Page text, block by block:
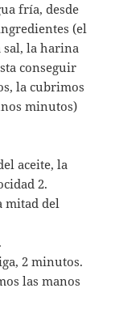
fría, desde
(el
sal, la harina
conseguir
la cubrimos
minutos)
aceite, la
2.
mitad del
2 minutos.
las manos